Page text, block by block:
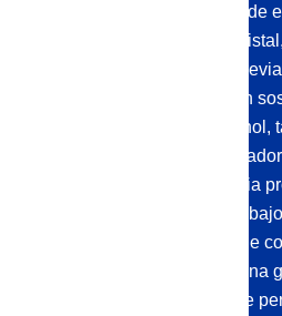
nuestros productos a base de
superficies lisas como el
que realice una limpieza
Proporciona una protección
Además de nuestro
para este fin nuestros
una combinación de eficacia
sensibles de la vida y el
vuelva a limpiar la superficie
haya elegido. Debe tener una
de al menos el 70%. Esto le